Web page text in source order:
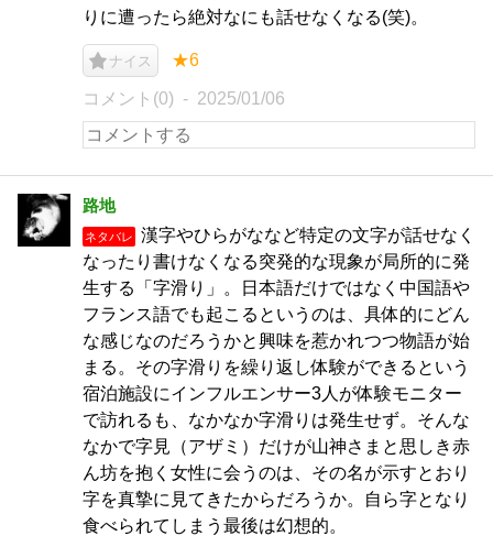
りに遭ったら絶対なにも話せなくなる(笑)。
ナイス ★6
コメント(0) 2025/01/06
路地
ネタバレ
漢字やひらがななど特定の文字が話せなく
なったり書けなくなる突発的な現象が局所的に発
生する「字滑り」。日本語だけではなく中国語や
フランス語でも起こるというのは、具体的にどん
な感じなのだろうかと興味を惹かれつつ物語が始
まる。その字滑りを繰り返し体験ができるという
宿泊施設にインフルエンサー3人が体験モニター
で訪れるも、なかなか字滑りは発生せず。そんな
なかで字見（アザミ）だけが山神さまと思しき赤
ん坊を抱く女性に会うのは、その名が示すとおり
字を真摯に見てきたからだろうか。自ら字となり
食べられてしまう最後は幻想的。